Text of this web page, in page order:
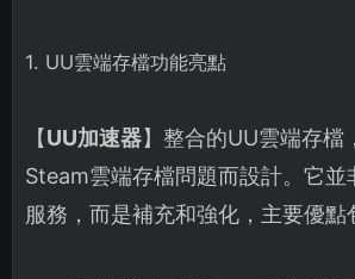
1. UU雲端存檔功能亮點
【UU加速器】整合的UU雲端存檔
Steam雲端存檔問題而設計。它並
服務，而是補充和強化，主要優點